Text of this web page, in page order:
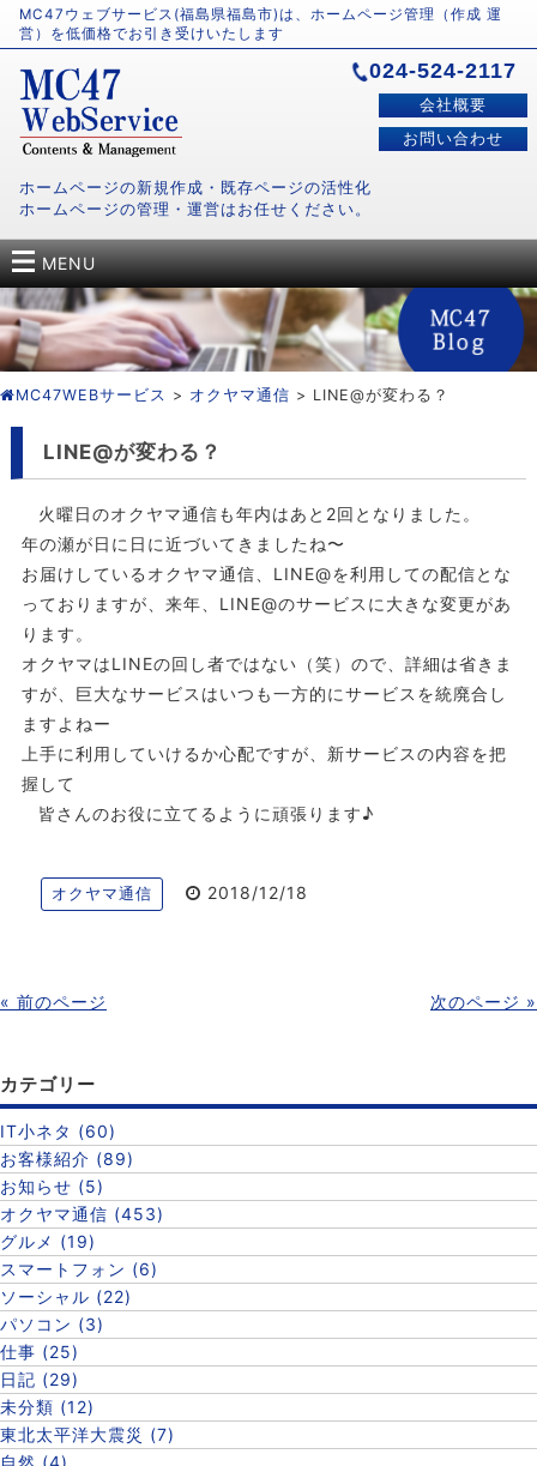
MC47ウェブサービス(福島県福島市)は、ホームページ管理（作成 運
営）を低価格でお引き受けいたします
ホームページの新規作成・既存ページの活性化
ホームページの管理・運営はお任せください。
024-524-2117
会社概要
お問い合わせ
MENU
MC47WEBサービス > オクヤマ通信 > LINE@が変わる？
LINE@が変わる？
火曜日のオクヤマ通信も年内はあと2回となりました。
年の瀬が日に日に近づいてきましたね〜
お届けしているオクヤマ通信、LINE@を利用しての配信とな
っておりますが、来年、LINE@のサービスに大きな変更があ
ります。
オクヤマはLINEの回し者ではない（笑）ので、詳細は省きま
すが、巨大なサービスはいつも一方的にサービスを統廃合し
ますよねー
上手に利用していけるか心配ですが、新サービスの内容を把
握して
皆さんのお役に立てるように頑張ります♪
オクヤマ通信 2018/12/18
« 前のページ 次のページ »
カテゴリー
IT小ネタ (60)
お客様紹介 (89)
お知らせ (5)
オクヤマ通信 (453)
グルメ (19)
スマートフォン (6)
ソーシャル (22)
パソコン (3)
仕事 (25)
日記 (29)
未分類 (12)
東北太平洋大震災 (7)
自然 (4)